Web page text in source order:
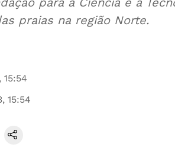
praias na região Norte.
15:54
15:54